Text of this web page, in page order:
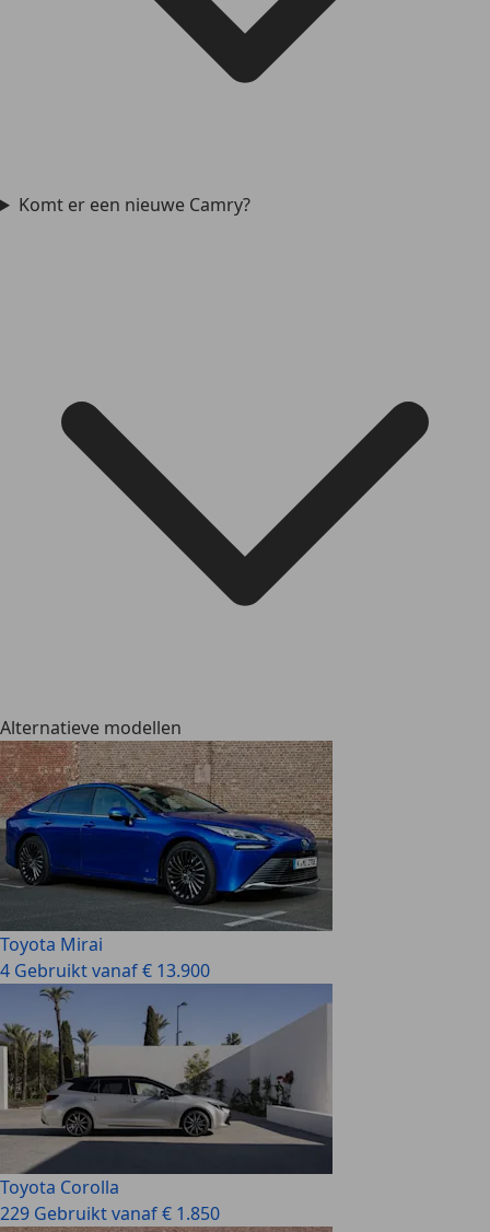
Komt er een nieuwe Camry?
Alternatieve modellen
Toyota Mirai
4 Gebruikt vanaf € 13.900
Toyota Corolla
229 Gebruikt vanaf € 1.850